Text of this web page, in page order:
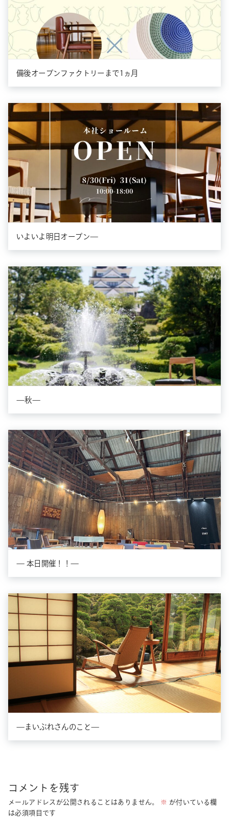
備後オープンファクトリーまで1ヵ月
いよいよ明日オープン—
—秋—
— 本日開催！！—
—まいぷれさんのこと—
コメントを残す
メールアドレスが公開されることはありません。 ※ が付いている欄
は必須項目です